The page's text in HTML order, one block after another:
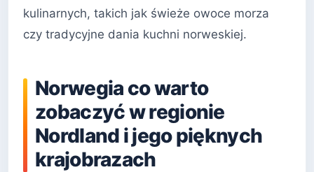
kulinarnych, takich jak świeże owoce morza
czy tradycyjne dania kuchni norweskiej.
Norwegia co warto
zobaczyć w regionie
Nordland i jego pięknych
krajobrazach